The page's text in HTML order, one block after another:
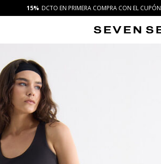
15% DCTO EN PRIMERA COMPRA CON EL CUPÓN